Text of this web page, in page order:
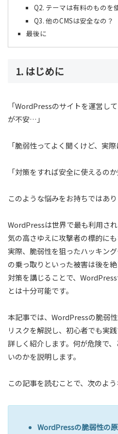
Q2. テーマは有料のものを
Q3. 他のCMSは安全なの？
最後に
1. はじめに
「WordPressのサイトを運営し
が不安…」
「脆弱性ってよく聞くけど、実
「対策をすれば安全に使えるのか
このような悩みをお持ちではあ
WordPressは世界で最も利用さ
気の高さゆえに攻撃者の標的に
実際、脆弱性を狙ったハッキン
の乗っ取りといった被害は後を
対策を講じることで、
とは十分可能です。
本記事では、WordPressの脆弱
リスクを解説し、初心者でも実
詳しく紹介します。何が危険で
いのかを説明します。
この記事を読むことで、次のよ
WordPressの脆弱性の